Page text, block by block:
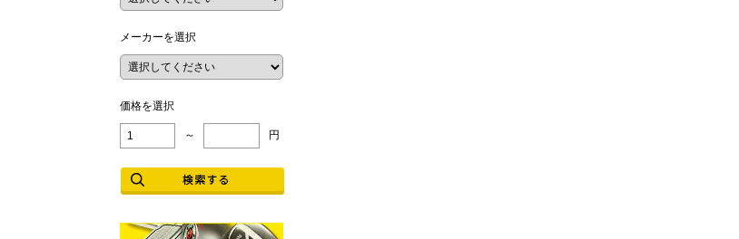
メーカーを選択
価格を選択
～ 円